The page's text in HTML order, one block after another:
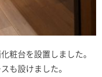
粧台を設置しました。
も設けました。